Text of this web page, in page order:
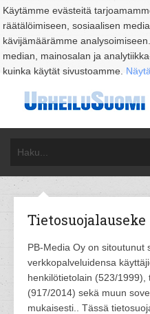
Käytämme evästeitä
räätälöimiseen, sosiaalisen
kävijämäärämme
median, mainosalan ja
kuinka käytät sivustoamme.
Tietosuojalauseke
PB-Media Oy on sitoutunut
verkkopalveluidensa
henkilötietolain (523/1999),
(917/2014) sekä muun
mukaisesti.. Tässä